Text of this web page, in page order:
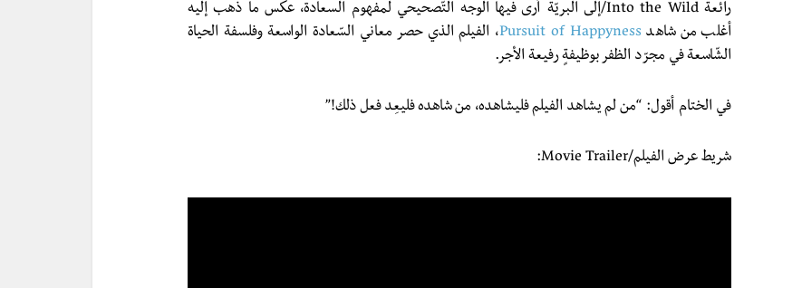
رائعة Into the Wild/إلى البريّة أرى فيها الوجه التّصحيحي لمفهوم السعادة، عكس ما ذهب إليه
أغلب من شاهد Pursuit of Happyness، الفيلم الذي حصر معاني السّعادة الواسعة وفلسفة الحياة
الشّاسعة في مجرّد الظفر بوظيفةٍ رفيعة الأجر.
في الختام أقول: “من لم يشاهد الفيلم فليشاهده، من شاهده فليعِد فعل ذلك!”
شريط عرض الفيلم/Movie Trailer: